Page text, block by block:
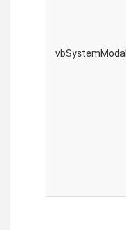
vbSystemModal